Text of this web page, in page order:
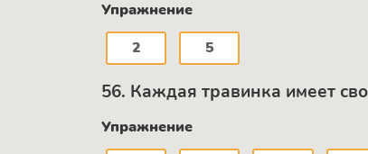
Упражнение
2
5
56. Каждая травинка имеет
Упражнение